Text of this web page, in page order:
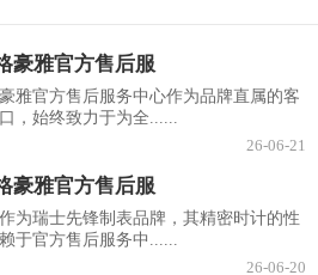
豪雅官方售后服
雅官方售后服务中心作为品牌直属的客
，始终致力于为全......
26-06-21
豪雅官方售后服
为瑞士先锋制表品牌，其精密时计的性
于官方售后服务中......
26-06-20